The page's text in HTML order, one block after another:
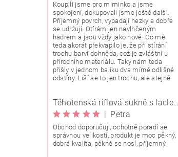
O NÁS KARIERA KLUB
Koupili jsme pro miminko a jsme
spokojení, dokupovali jsme ještě další.
Příjemný povrch, vypadají hezky a dobře
se udržují. Otírám jen navlhčeným
hadrem a jsou vždy jako nové. Co mě
teda akorát překvapilo je, že při stírání
trochu barví dohněda, což je zvláštní u
přírodního materiálu. Taky nám teda
přišly v jednom balíku dva mírně odlišné
odstíny. Liší se to jen trochu, ale stejně.
Těhotenská riflová sukně s laclem Rialto Wingles 01753
| Petra
Obchod doporučuji, ochotně poradí se
správnou velikostí, produkt je moc pěkný,
dobrá kvalita, pěkně se nosí, příjemný.